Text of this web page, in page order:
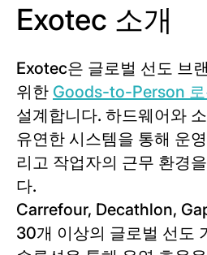
Exotec 소개
Exotec은 글로벌 선도 브
위한 Goods-to-Person 로
설계합니다. 하드웨어와
유연한 시스템을 통해 운
리고 작업자의 근무 환경
다.
Carrefour, Decathlon,
30개 이상의 글로벌 선도